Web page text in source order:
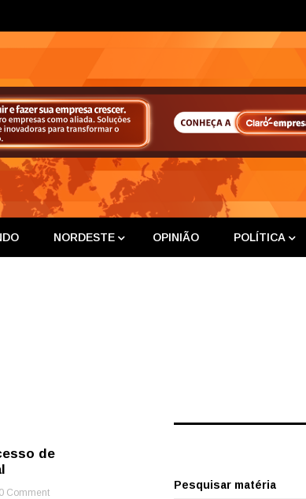
NORDESTE OPINIÃO POLÍTICA
de
0 Commenton
Pesquisar matéria